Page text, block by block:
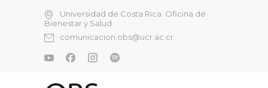
Universidad de Costa Rica. Oficina de
Bienestar y Salud
comunicacion.obs@ucr.ac.cr